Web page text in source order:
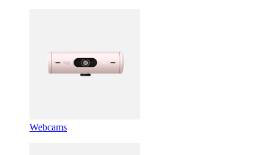
Webcams